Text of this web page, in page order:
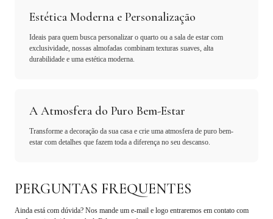
Estética Moderna e Personalização
Ideais para quem busca personalizar o quarto ou a sala de estar com
exclusividade, nossas almofadas combinam texturas suaves, alta
durabilidade e uma estética moderna.
A Atmosfera do Puro Bem-Estar
Transforme a decoração da sua casa e crie uma atmosfera de puro bem-
estar com detalhes que fazem toda a diferença no seu descanso.
PERGUNTAS FREQUENTES
Ainda está com dúvida? Nos mande um e-mail e logo entraremos em contato com